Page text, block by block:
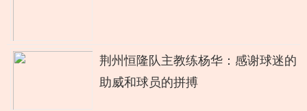
荆州恒隆队主教练杨华：感谢球迷的
助威和球员的拼搏